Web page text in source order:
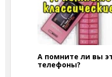
А помните ли вы
телефоны?